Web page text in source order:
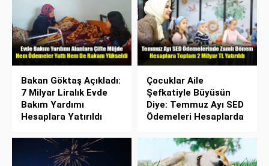
Bakan Göktaş Açıkladı:
7 Milyar Liralık Evde
Bakım Yardımı
Hesaplara Yatırıldı
Çocuklar Aile
Şefkatiyle Büyüsün
Diye: Temmuz Ayı SED
Ödemeleri Hesaplarda